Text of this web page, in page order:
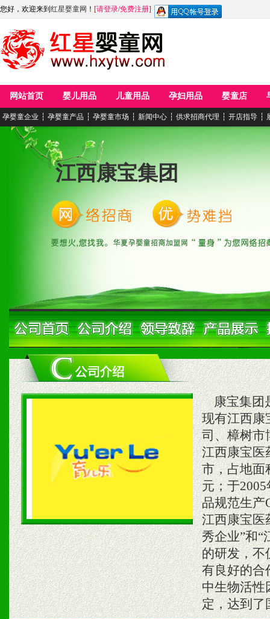
您好，欢迎来到 红星婴童网 ！ [请登录/免费注册]
网站首页 婴儿用品 儿童用品 孕妇用品 婴童店
孕婴童企业 ┆ 孕婴童产品 ┆ 孕婴童市场 ┆ 新闻中心 ┆ 供求招商代理 ┆ 开店指导 ┆
江西康宝集团
康宝集团
现有江西康
司、樟树市
江西康宝医
市，占地面
元；于
品规范生产
江西康宝医
秀企业”和“
的研发，不
有良好的合
中生物活性
定，达到了